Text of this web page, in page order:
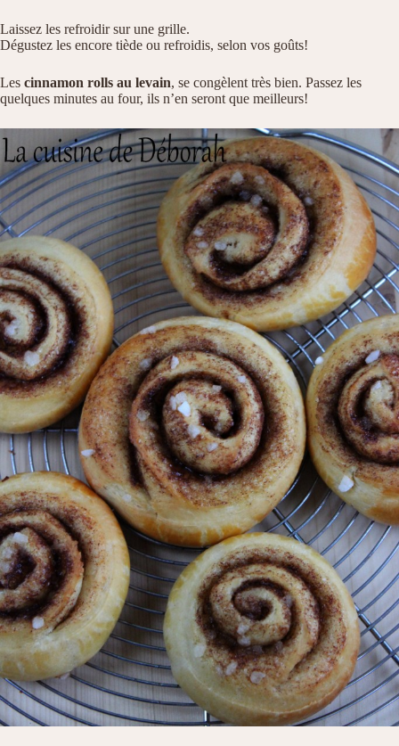
Laissez les refroidir sur une grille.
Dégustez les encore tiède ou refroidis, selon vos goûts!
Les cinnamon rolls au levain, se congèlent très bien. Passez les
quelques minutes au four, ils n’en seront que meilleurs!